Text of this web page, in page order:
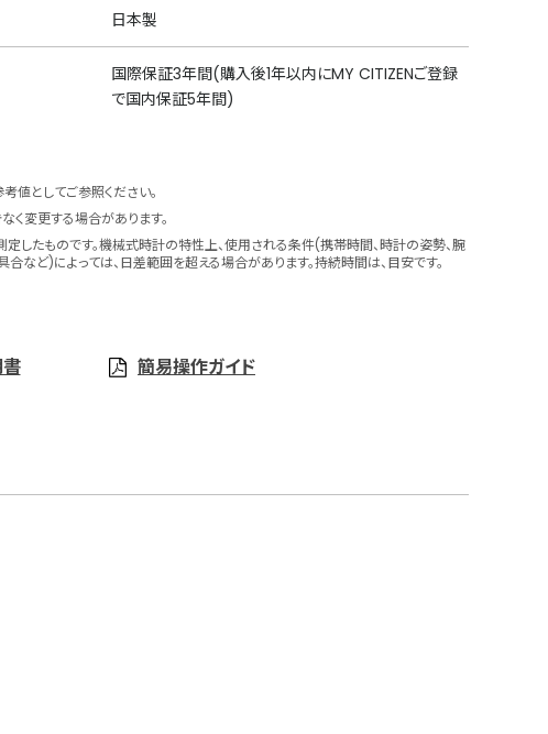
日本製
国際保証3年間(購入後1年以内にMY CITIZENご登録
で国内保証5年間)
値としてご参照ください。
く変更する場合があります。
したものです。機械式時計の特性上、使用される条件(携帯時間、時計の姿勢、腕
合など)によっては、日差範囲を超える場合があります。持続時間は、目安です。
簡易操作ガイド